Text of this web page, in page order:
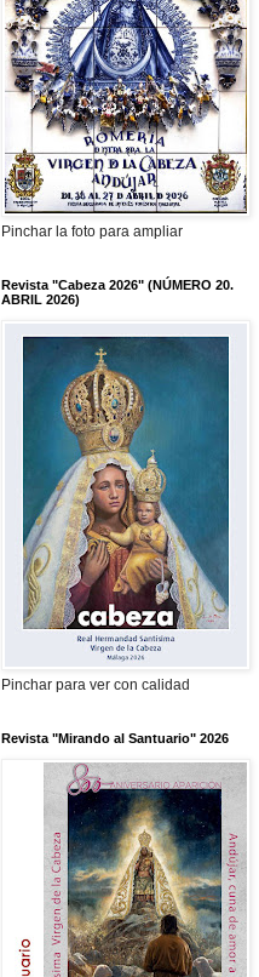
Pinchar la foto para ampliar
Revista "Cabeza 2026" (NÚMERO 20.
ABRIL 2026)
Pinchar para ver con calidad
Revista "Mirando al Santuario" 2026